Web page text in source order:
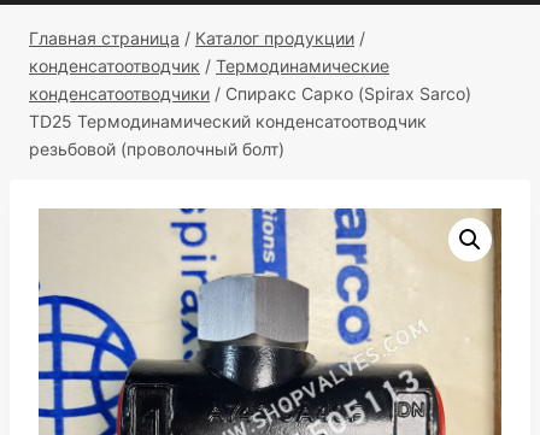
Главная страница / Каталог продукции /
конденсатоотводчик / Термодинамические
конденсатоотводчики / Спиракс Сарко (Spirax Sarco)
TD25 Термодинамический конденсатоотводчик
резьбовой (проволочный болт)